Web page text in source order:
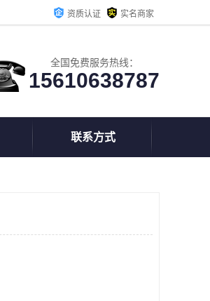
资质认证 实名商家
全国免费服务热线：
15610638787
联系方式